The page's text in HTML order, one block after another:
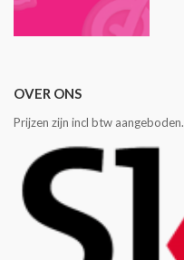
OVER ONS
Prijzen zijn incl btw aangeboden.